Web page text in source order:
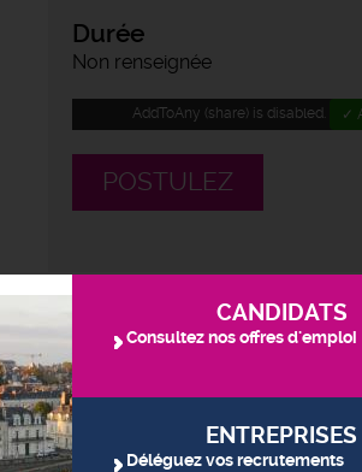
Durée
Non renseignée
AddToAny (share) is disabled. ✓
POSTULEZ
CANDIDATS
Consultez nos offres d'emploi
ENTREPRISES
Déléguez vos recrutements